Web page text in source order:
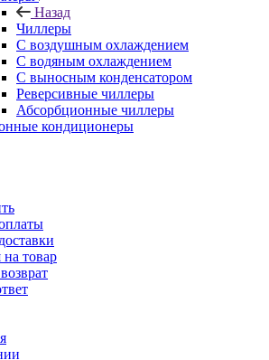
Назад
Чиллеры
С воздушным охлаждением
С водяным охлаждением
С выносным конденсатором
Реверсивные чиллеры
Абсорбционные чиллеры
кондиционеры
на товар